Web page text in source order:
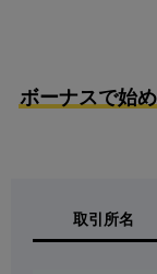
ボーナスで始
取引所名